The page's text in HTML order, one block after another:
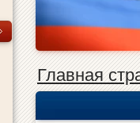
Главная